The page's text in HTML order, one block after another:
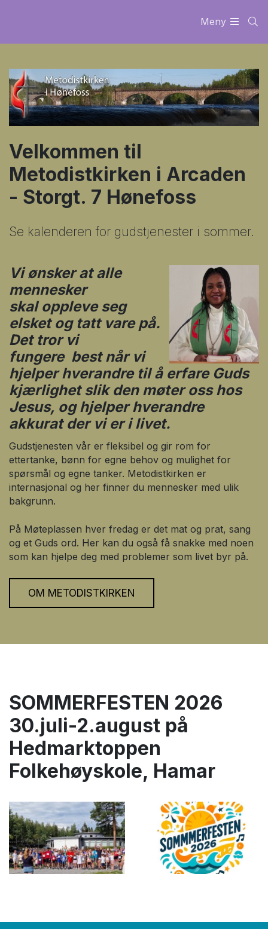
Meny
Velkommen til
Metodistkirken i Arcaden
- Storgt. 7 Hønefoss
Se kalenderen for gudstjenester i sommer.
Vi ønsker at alle
mennesker
skal oppleve seg
elsket og tatt vare på.
Det tror vi
fungere best når vi
hjelper hverandre til å erfare Guds
kjærlighet slik den møter oss hos
Jesus, og hjelper hverandre
akkurat der vi er i livet.
Gudstjenesten vår er fleksibel og gir rom for
ettertanke, bønn for egne behov og mulighet for
spørsmål og egne tanker. Metodistkirken er
internasjonal og her finner du mennesker med ulik
bakgrunn.
På Møteplassen hver fredag er det mat og prat, sang
og et Guds ord. Her kan du også få snakke med noen
som kan hjelpe deg med problemer som livet byr på.
OM METODISTKIRKEN
SOMMERFESTEN 2026
30.juli-2.august på
Hedmarktoppen
Folkehøyskole, Hamar